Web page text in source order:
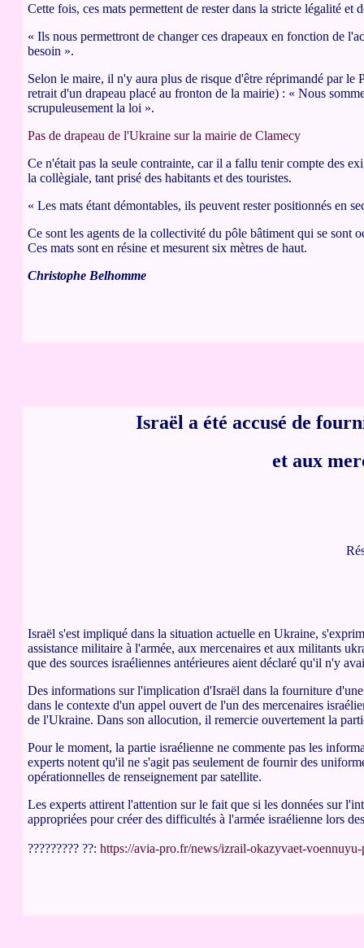
Cette fois, ces mats permettent de rester dans la stricte légalité
« Ils nous permettront de changer ces drapeaux en fonction de
besoin ».
Selon le maire, il n'y aura plus de risque d'être réprimandé par
retrait d'un drapeau placé au fronton de la mairie) : « Nous
scrupuleusement la loi ».
Pas de drapeau de l'Ukraine sur la mairie de Clamecy
Ce n'était pas la seule contrainte, car il a fallu tenir compte des
la collègiale, tant prisé des habitants et des touristes.
« Les mats étant démontables, ils peuvent rester positionnés en
Ce sont les agents de la collectivité du pôle bâtiment qui se sont
Ces mats sont en résine et mesurent six mètres de haut.
Christophe Belhomme
Israël a été accusé de
et aux
Israël s'est impliqué dans la situation actuelle en Ukraine,
assistance militaire à l'armée, aux mercenaires et aux militants
que des sources israéliennes antérieures aient déclaré qu'il n'y
Des informations sur l'implication d'Israël dans la fourniture
dans le contexte d'un appel ouvert de l'un des mercenaires
de l'Ukraine. Dans son allocution, il remercie ouvertement la
Pour le moment, la partie israélienne ne commente pas les
experts notent qu'il ne s'agit pas seulement de fournir des
opérationnelles de renseignement par satellite.
Les experts attirent l'attention sur le fait que si les données sur
appropriées pour créer des difficultés à l'armée israélienne lors
????????? ??: https://avia-pro.fr/news/izrail-okazyvaet-